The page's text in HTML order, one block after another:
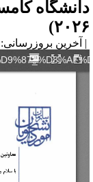
بروزرسانی: ۱۴۰۵/۳/۱۰ |